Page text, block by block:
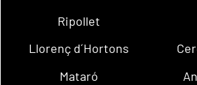
Ripollet
Llorenç d´Hortons
Mataró